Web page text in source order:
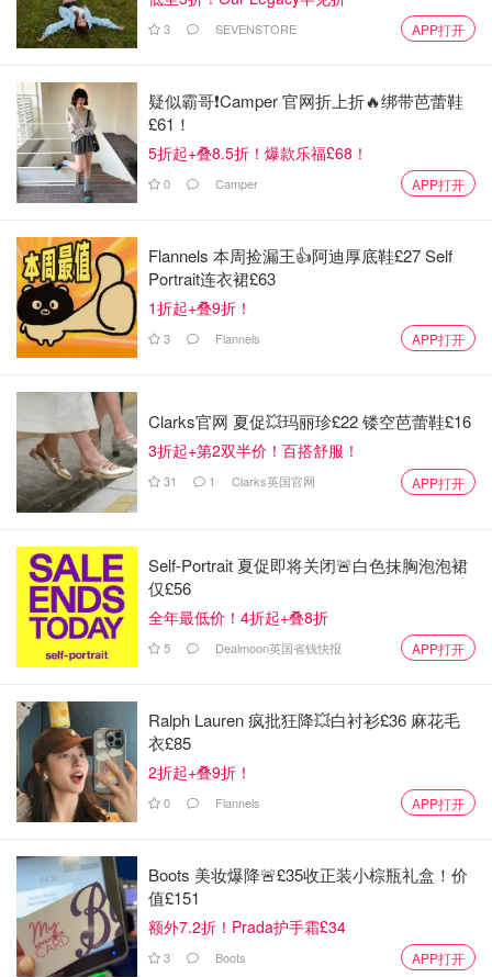
3000亿美元！
1.5w 1
3 SEVENSTORE APP打开
疑似霸哥❗️Camper 官网折上折🔥绑带芭蕾鞋
£61！
5折起+叠8.5折！爆款乐福£68！
0 Camper APP打开
Flannels 本周捡漏王👍阿迪厚底鞋£27 Self
Portrait连衣裙£63
1折起+叠9折！
3 Flannels APP打开
Clarks官网 夏促💥玛丽珍£22 镂空芭蕾鞋£16
3折起+第2双半价！百搭舒服！
31 1 Clarks英国官网 APP打开
Self-Portrait 夏促即将关闭🚨白色抹胸泡泡裙
仅£56
全年最低价！4折起+叠8折
5 Dealmoon英国省钱快报 APP打开
Ralph Lauren 疯批狂降💥白衬衫£36 麻花毛
衣£85
2折起+叠9折！
0 Flannels APP打开
Boots 美妆爆降🚨£35收正装小棕瓶礼盒！价
值£151
额外7.2折！Prada护手霜£34
3 Boots APP打开